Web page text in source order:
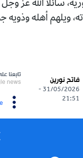
الله عز وجل أن
أهله وذويه جميل
31/05/2026 -
Google news